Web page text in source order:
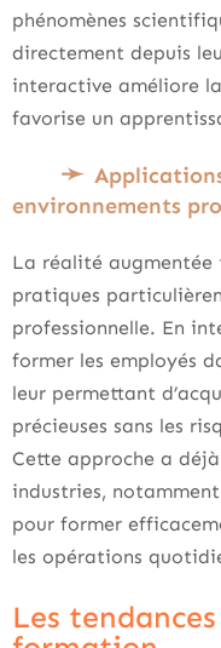
phénomènes
directement depuis
interactive améliore
favorise un
environnements
La réalité augmentée
pratiques
professionnelle. En
former les employés
leur permettant
précieuses sans les
Cette approche a
industries,
pour former
les opérations
Les